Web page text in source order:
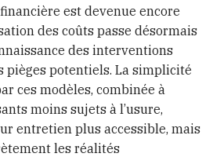
est devenue encore
des coûts passe désormais
des interventions
pièges potentiels. La simplicité
ces modèles, combinée à
moins sujets à l’usure,
entretien plus accessible, mais
les réalités